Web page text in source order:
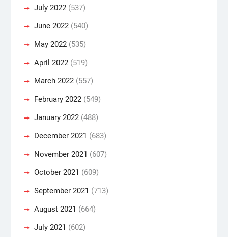
July 2022(537)
June 2022(540)
May 2022(535)
April 2022(519)
March 2022(557)
February 2022(549)
January 2022(488)
December 2021 (683)
November 2021 (607)
October 2021 (609)
September 2021 (713)
August 2021 (664)
July 2021 (602)